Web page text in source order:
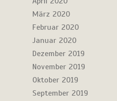
März 2020
Februar 2020
Januar 2020
Dezember 2019
November 2019
Oktober 2019
September 2019